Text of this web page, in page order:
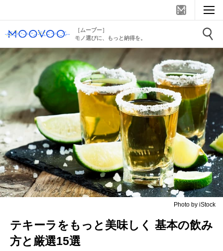
［ムーブー］
モノ選びに、もっと納得を。
Photo by iStock
テキーラをもっと美味しく 基本の飲み
方と厳選15選